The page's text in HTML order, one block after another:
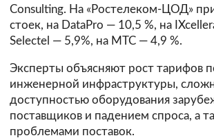
Consulting. На «Ростелеком-ЦОД»
стоек, на DataPro — 10,5 %, на
Selectel — 5,9%, на МТС — 4,9 %.
Эксперты объясняют рост тарифов
инженерной инфраструктуры,
доступностью оборудования
поставщиков и падением спроса, а
проблемами поставок.